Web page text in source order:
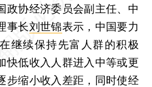
政协经济委员会副主任、中
事长刘世锦表示，中国要力
继续保持先富人群的积极
快低收入人群进入中等或更
步缩小收入差距，同时使经